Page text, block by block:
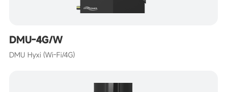
DMU-4G/W
DMU Hyxi (Wi-Fi/4G)